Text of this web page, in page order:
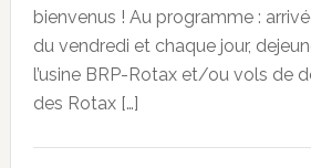
bienvenus ! Au programme :
du vendredi et chaque jour,
l’usine BRP-Rotax et/ou vols de
des Rotax […]